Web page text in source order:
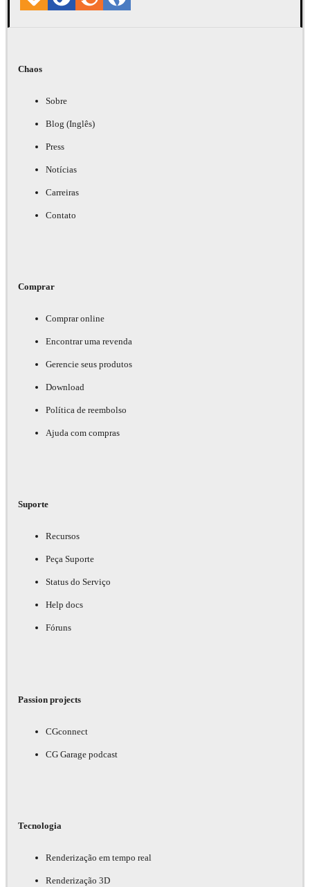
Chaos
Sobre
Blog (Inglês)
Press
Notícias
Carreiras
Contato
Comprar
Comprar online
Encontrar uma revenda
Gerencie seus produtos
Download
Política de reembolso
Ajuda com compras
Suporte
Recursos
Peça Suporte
Status do Serviço
Help docs
Fóruns
Passion projects
CGconnect
CG Garage podcast
Tecnologia
Renderização em tempo real
Renderização 3D